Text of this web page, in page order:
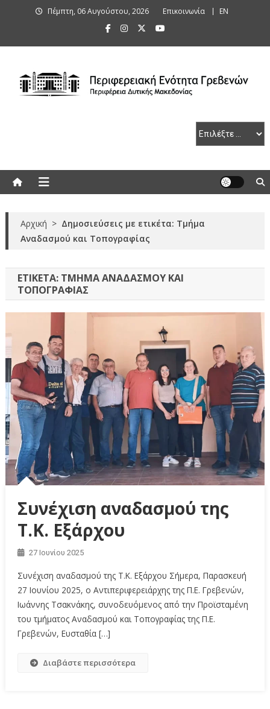
Πέμπτη, 06 Αυγούστου, 2026 Επικοινωνία ΕΝ
Αρχική > Δημοσιεύσεις με ετικέτα: Τμήμα
Αναδασμού και Τοπογραφίας
ΕΤΙΚΈΤΑ: ΤΜΉΜΑ ΑΝΑΔΑΣΜΟΎ ΚΑΙ
ΤΟΠΟΓΡΑΦΊΑΣ
Συνέχιση αναδασμού της
Τ.Κ. Εξάρχου
27 Ιουνίου 2025
Συνέχιση αναδασμού της Τ.Κ. Εξάρχου Σήμερα, Παρασκευή
27 Ιουνίου 2025, ο Αντιπεριφερειάρχης της Π.Ε. Γρεβενών,
Ιωάννης Τσακνάκης, συνοδευόμενος από την Προϊσταμένη
του τμήματος Αναδασμού και Τοπογραφίας της Π.Ε.
Γρεβενών, Ευσταθία […]
Διαβάστε περισσότερα